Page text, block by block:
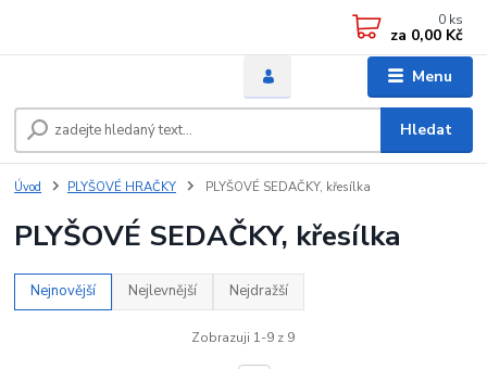
Menu
Hledat
0 ks
za 0,00 Kč
Úvod PLYŠOVÉ HRAČKY PLYŠOVÉ SEDAČKY, křesílka
PLYŠOVÉ SEDAČKY, křesílka
Nejnovější Nejlevnější Nejdražší
Zobrazuji 1-9 z 9